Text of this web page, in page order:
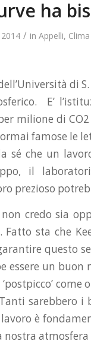
ha
/ in Appelli, Clima
di
E’
milione di
famose le
sé che un
il
prezioso
credo sia
sta che
questo
essere un buon
sarebbero i
è
nostra